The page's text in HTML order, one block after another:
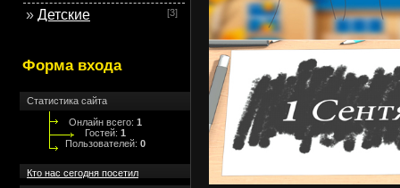
» Детские [3]
»Свадебные
Форма входа
Статистика сайта
Онлайн всего: 1
Гостей: 1
Пользователей: 0
Кто нас сегодня посетил